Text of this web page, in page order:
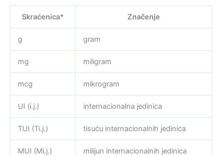
Skraćenica* Značenje
g gram
mg miligram
mcg mikrogram
UI (i.j.) internacionalna jedinica
TUI (Ti.j.) tisuću internacionalnih jedinica
MUI (Mi.j.) milijun internacionalnih jedinica